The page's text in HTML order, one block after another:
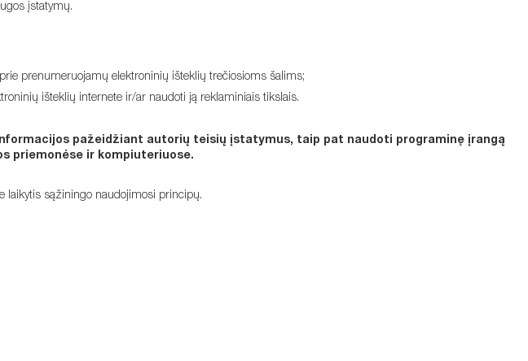
įstatymų.
prenumeruojamų elektroninių išteklių trečiosioms šalims;
išteklių internete ir/ar naudoti ją reklaminiais tikslais.
pažeidžiant autorių teisių įstatymus, taip pat naudoti programinę įrangą
priemonėse ir kompiuteriuose.
laikytis sąžiningo naudojimosi principų.